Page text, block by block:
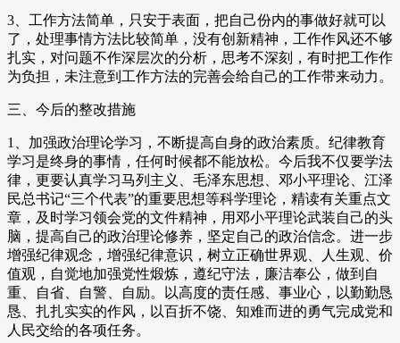
3、工作方法简单，只安于表面，把自己份内的事做好就可以
了，处理事情方法比较简单，没有创新精神，工作作风还不够
扎实，对问题不作深层次的分析，思考不深刻，有时把工作作
为负担，未注意到工作方法的完善会给自己的工作带来动力。
三、今后的整改措施
1、加强政治理论学习，不断提高自身的政治素质。纪律教育
学习是终身的事情，任何时候都不能放松。今后我不仅要学法
律，更要认真学习马列主义、毛泽东思想、邓小平理论、江泽
民总书记“三个代表”的重要思想等科学理论，精读有关重点文
章，及时学习领会党的文件精神，用邓小平理论武装自己的头
脑，提高自己的政治理论修养，坚定自己的政治信念。进一步
增强纪律观念，增强纪律意识，树立正确世界观、人生观、价
值观，自觉地加强党性煅炼，遵纪守法，廉洁奉公，做到自
重、自省、自警、自励。以高度的责任感、事业心，以勤勤恳
恳、扎扎实实的作风，以百折不饶、知难而进的勇气完成党和
人民交给的各项任务。